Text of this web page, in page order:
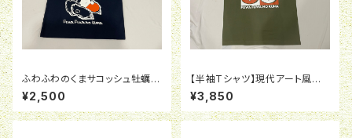
ふわふわのくまサコッシュ牡蠣
黒
¥2,500
【半袖Tシャツ】現代アート風ふ
わふわのくま オリーブ
¥3,850